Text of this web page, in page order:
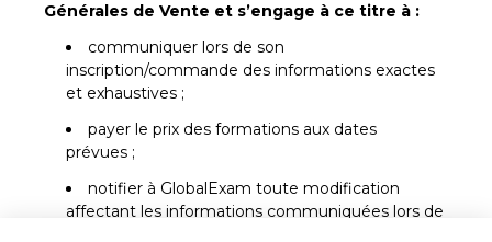
Générales de Vente et s’engage à ce titre à :
communiquer lors de son
inscription/commande des informations exactes
et exhaustives ;
payer le prix des formations aux dates
prévues ;
notifier à GlobalExam toute modification
affectant les informations communiquées lors de